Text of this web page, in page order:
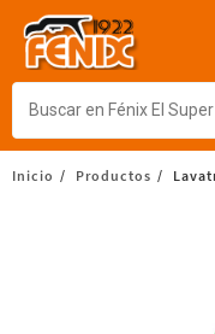
Inicio Productos